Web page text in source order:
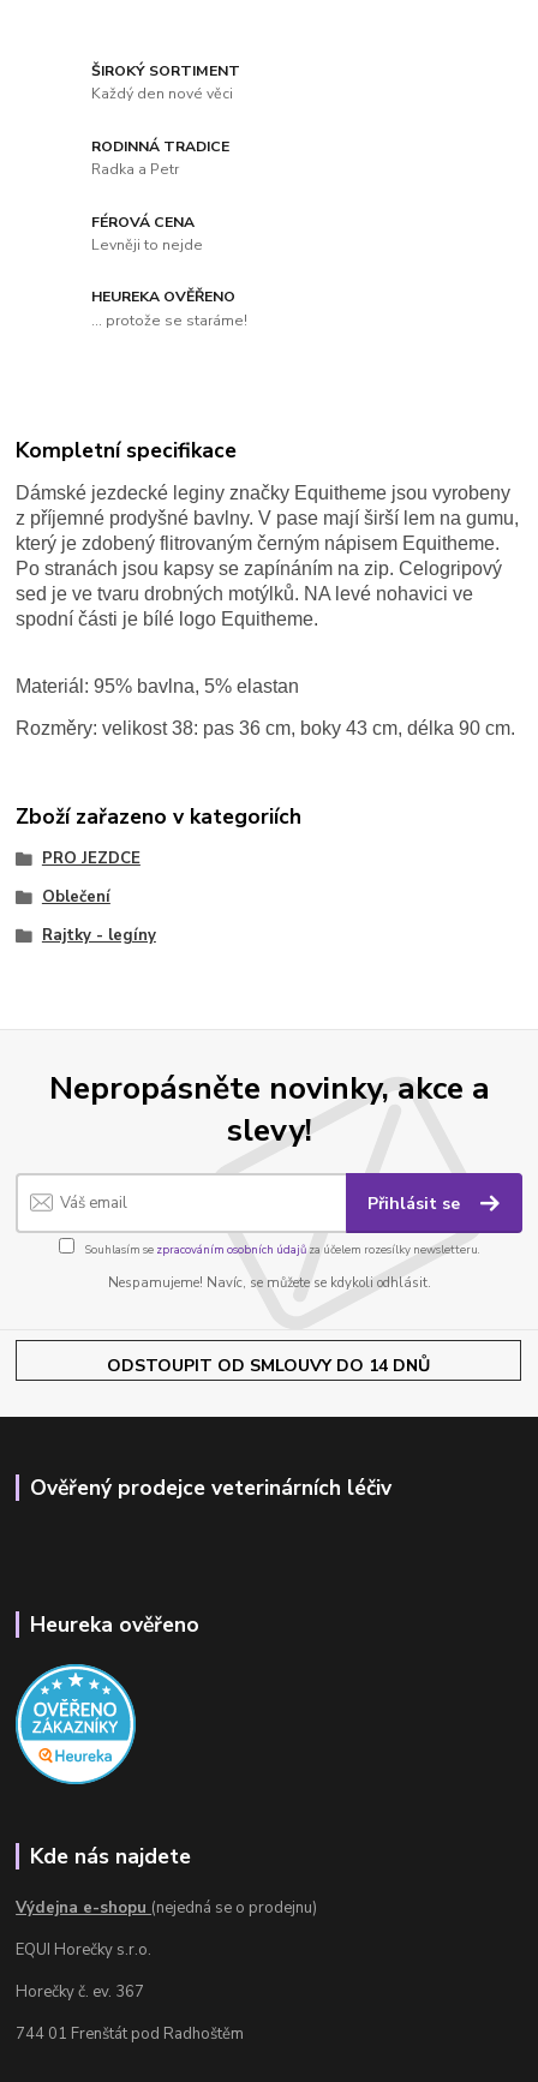
ŠIROKÝ SORTIMENT
Každý den nové věci
RODINNÁ TRADICE
Radka a Petr
FÉROVÁ CENA
Levněji to nejde
HEUREKA OVĚŘENO
... protože se staráme!
Kompletní specifikace
Dámské jezdecké leginy značky Equitheme jsou vyrobeny
z příjemné prodyšné bavlny. V pase mají širší lem na gumu,
který je zdobený flitrovaným černým nápisem Equitheme.
Po stranách jsou kapsy se zapínáním na zip. Celogripový
sed je ve tvaru drobných motýlků. NA levé nohavici ve
spodní části je bílé logo Equitheme.
Materiál: 95% bavlna, 5% elastan
Rozměry: velikost 38: pas 36 cm, boky 43 cm, délka 90 cm.
Zboží zařazeno v kategoriích
PRO JEZDCE
Oblečení
Rajtky - legíny
Nepropásněte novinky, akce a
slevy!
Přihlásit se
Souhlasím se zpracováním osobních údajůza účelem rozesílky newsletteru.
Nespamujeme! Navíc, se můžete se kdykoli odhlásit.
ODSTOUPIT OD SMLOUVY DO 14 DNŮ
Ověřený prodejce veterinárních léčiv
Heureka ověřeno
Kde nás najdete
Výdejna e-shopu (nejedná se o prodejnu)
EQUI Horečky s.r.o.
Horečky č. ev. 367
744 01 Frenštát pod Radhoštěm